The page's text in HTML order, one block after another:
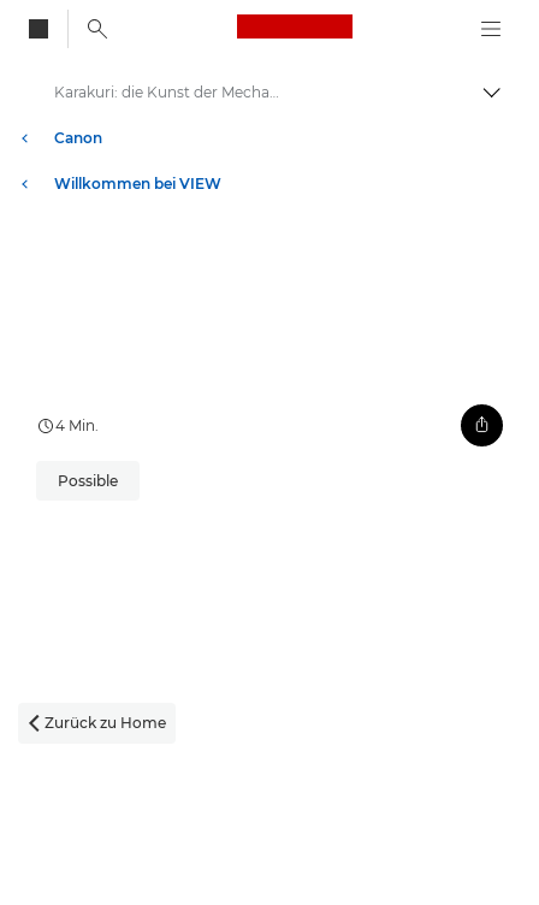
Canon Logo, back
Auf
Canon
Willkommen bei VIEW
Karakuri: die Kunst der Mechanik, die allen nutzt
4 Min.
Possible
 Zurück zu Home